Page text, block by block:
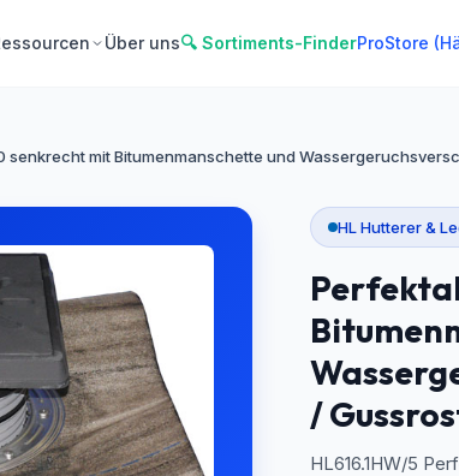
Über uns🔍 Sortiments-FinderProStore
senkrecht mit Bitumenmanschette und
HL Hutterer &
/
HL616.1HW/5